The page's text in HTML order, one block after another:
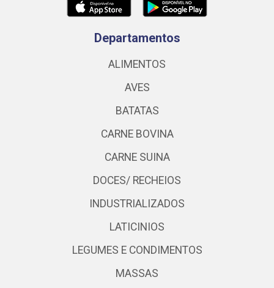
Departamentos
ALIMENTOS
AVES
BATATAS
CARNE BOVINA
CARNE SUINA
DOCES/ RECHEIOS
INDUSTRIALIZADOS
LATICINIOS
LEGUMES E CONDIMENTOS
MASSAS